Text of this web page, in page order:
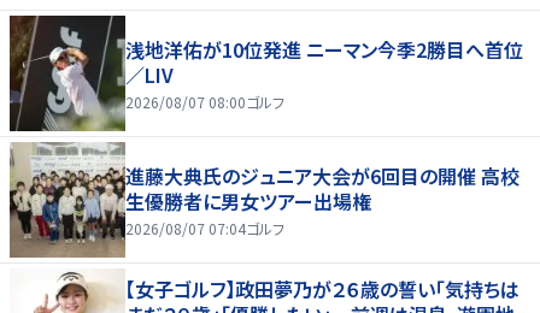
浅地洋佑が10位発進 ニーマン今季2勝目へ首位
／LIV
2026/08/07 08:00ゴルフ
進藤大典氏のジュニア大会が6回目の開催 高校
生優勝者に男女ツアー出場権
2026/08/07 07:04ゴルフ
【女子ゴルフ】政田夢乃が２６歳の誓い「気持ちは